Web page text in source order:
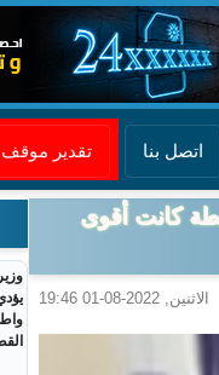
اتصل بنا تقدير موقف
كانت أقوى
الاثنين, 2022-08-01 19:46